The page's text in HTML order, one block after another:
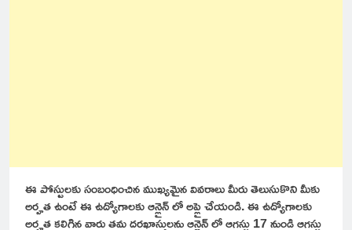
ఈ పోస్టులకు సంబంధించిన ముఖ్యమైన వివరాలు మీరు తెలుసుకొని మీకు
అర్హత ఉంటే ఈ ఉద్యోగాలకు ఆన్లైన్ లో అప్లై చేయండి. ఈ ఉద్యోగాలకు
అర్హత కలిగిన వారు తమ దరఖాస్తులను ఆన్లైన్ లో ఆగస్టు 17 నుండి ఆగస్టు